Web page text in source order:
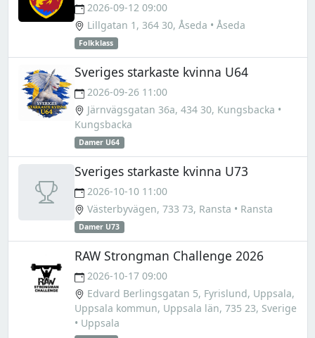
2026-09-12 09:00
Lillgatan 1, 364 30, Åseda • Åseda
Folkklass
Sveriges starkaste kvinna U64
2026-09-26 11:00
Järnvägsgatan 36a, 434 30, Kungsbacka •
Kungsbacka
Damer U64
Sveriges starkaste kvinna U73
2026-10-10 11:00
Västerbyvägen, 733 73, Ransta • Ransta
Damer U73
RAW Strongman Challenge 2026
2026-10-17 09:00
Edvard Berlingsgatan 5, Fyrislund, Uppsala,
Uppsala kommun, Uppsala län, 735 23, Sverige
• Uppsala